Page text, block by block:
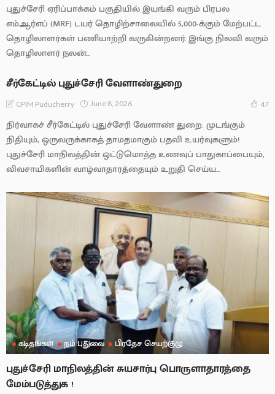
புதுச்சேரி ஏரிப்பாக்கம் பகுதியில் இயங்கி வரும் பிரபல
எம்ஆர்எப் (MRF) டயர் தொழிற்சாலையில் 5,000-க்கும் மேற்பட்ட
தொழிலாளர்கள் பணியாற்றி வருகின்றனர். இங்கு நிலவி வரும்
தொழிலாளர் நலன்...
சீர்கேட்டில் புதுச்சேரி வேளாண்துறை
CPIM Puducherry June 8, 2026 47
நிர்வாகச் சீர்கேட்டில் புதுச்சேரி வேளாண் துறை: முடங்கும்
நிதியும், ஒருவருக்காகத் தாமதமாகும் பதவி உயர்வுகளும்!
புதுச்சேரி மாநிலத்தின் ஒட்டுமொத்த உணவுப் பாதுகாப்பையும்,
விவசாயிகளின் வாழ்வாதாரத்தையும் உறுதி செய்ய...
கடிதங்கள் நம் புதுவை பிரதேச செயற்குழு
புதுச்சேரி மாநிலத்தின் சுயசார்பு பொருளாதாரத்தை
மேம்படுத்துக !